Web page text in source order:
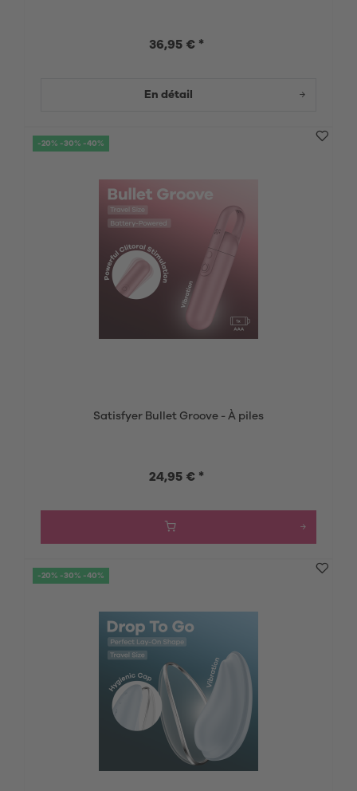
36,95 € *
En détail
-20% -30% -40%
Satisfyer Bullet Groove - À piles
24,95 € *
-20% -30% -40%